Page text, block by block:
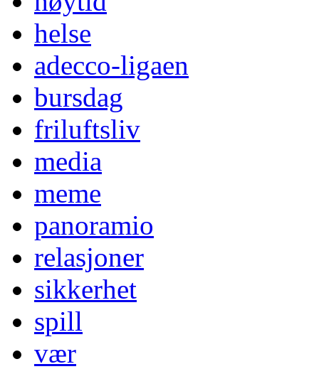
helse
adecco-ligaen
bursdag
friluftsliv
media
meme
panoramio
relasjoner
sikkerhet
spill
vær